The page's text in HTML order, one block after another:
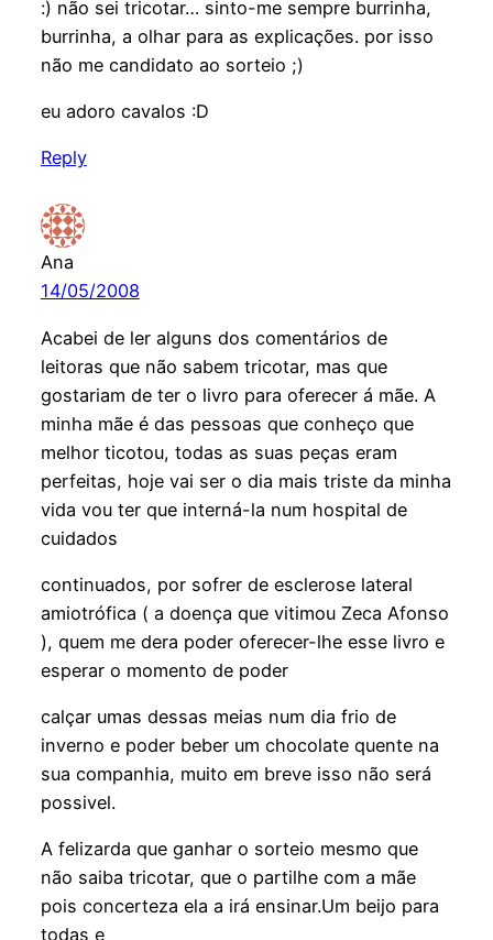
:) não sei tricotar… sinto-me sempre burrinha,
burrinha, a olhar para as explicações. por isso
não me candidato ao sorteio ;)
eu adoro cavalos :D
Reply
Ana
14/05/2008
Acabei de ler alguns dos comentários de
leitoras que não sabem tricotar, mas que
gostariam de ter o livro para oferecer á mãe. A
minha mãe é das pessoas que conheço que
melhor ticotou, todas as suas peças eram
perfeitas, hoje vai ser o dia mais triste da minha
vida vou ter que interná-la num hospital de
cuidados
continuados, por sofrer de esclerose lateral
amiotrófica ( a doença que vitimou Zeca Afonso
), quem me dera poder oferecer-lhe esse livro e
esperar o momento de poder
calçar umas dessas meias num dia frio de
inverno e poder beber um chocolate quente na
sua companhia, muito em breve isso não será
possivel.
A felizarda que ganhar o sorteio mesmo que
não saiba tricotar, que o partilhe com a mãe
pois concerteza ela a irá ensinar.Um beijo para
todas e